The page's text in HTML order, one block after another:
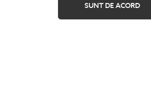
SUNT DE ACORD
SOL